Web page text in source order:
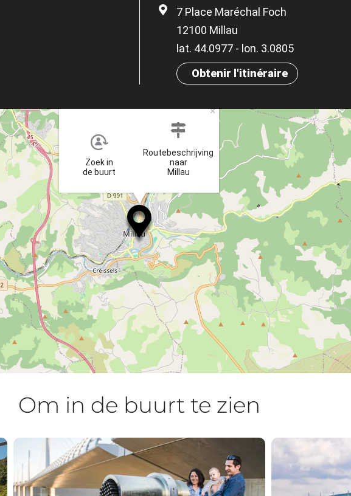
7 Place Maréchal Foch
12100 Millau
lat. 44.0977 - lon. 3.0805
Obtenir l'itinéraire
Zoek in
de buurt
Routebeschrijving
naar
Millau
×
Om in de buurt te zien